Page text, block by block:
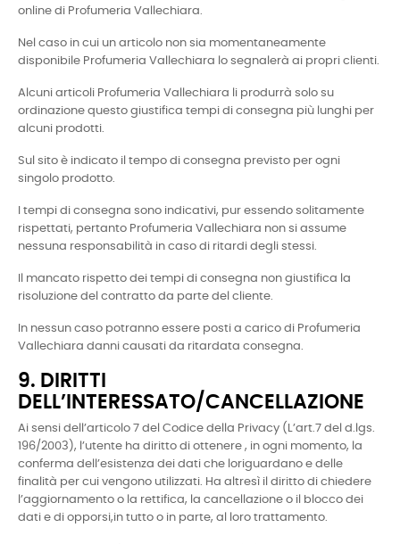
online di Profumeria Vallechiara.
Nel caso in cui un articolo non sia momentaneamente
disponibile Profumeria Vallechiara lo segnalerà ai propri clienti.
Alcuni articoli Profumeria Vallechiara li produrrà solo su
ordinazione questo giustifica tempi di consegna più lunghi per
alcuni prodotti.
Sul sito è indicato il tempo di consegna previsto per ogni
singolo prodotto.
I tempi di consegna sono indicativi, pur essendo solitamente
rispettati, pertanto Profumeria Vallechiara non si assume
nessuna responsabilità in caso di ritardi degli stessi.
Il mancato rispetto dei tempi di consegna non giustifica la
risoluzione del contratto da parte del cliente.
In nessun caso potranno essere posti a carico di Profumeria
Vallechiara danni causati da ritardata consegna.
9. DIRITTI
DELL’INTERESSATO/CANCELLAZIONE
Ai sensi dell’articolo 7 del Codice della Privacy (L’art.7 del d.lgs.
196/2003), l’utente ha diritto di ottenere , in ogni momento, la
conferma dell’esistenza dei dati che loriguardano e delle
finalità per cui vengono utilizzati. Ha altresì il diritto di chiedere
l’aggiornamento o la rettifica, la cancellazione o il blocco dei
dati e di opporsi,in tutto o in parte, al loro trattamento.